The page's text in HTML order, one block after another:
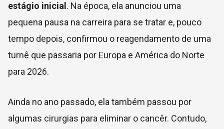
estágio inicial . Na época, ela anunciou uma
pequena pausa na carreira para se tratar e, pouco
tempo depois, confirmou o reagendamento de uma
turnê que passaria por Europa e América do Norte
para 2026.
Ainda no ano passado, ela também passou por
algumas cirurgias para eliminar o cancêr. Contudo,